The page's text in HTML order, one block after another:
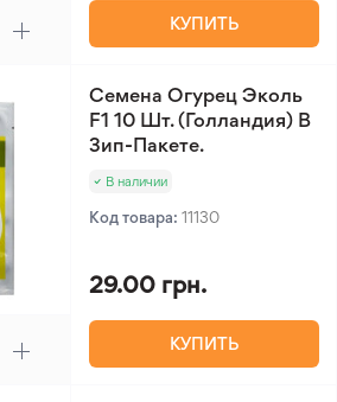
КУПИТЬ
Семена Огурец Эколь
F1 10 Шт. (Голландия) В
Зип-Пакете.
В наличии
Код товара: 11130
29.00 грн.
КУПИТЬ